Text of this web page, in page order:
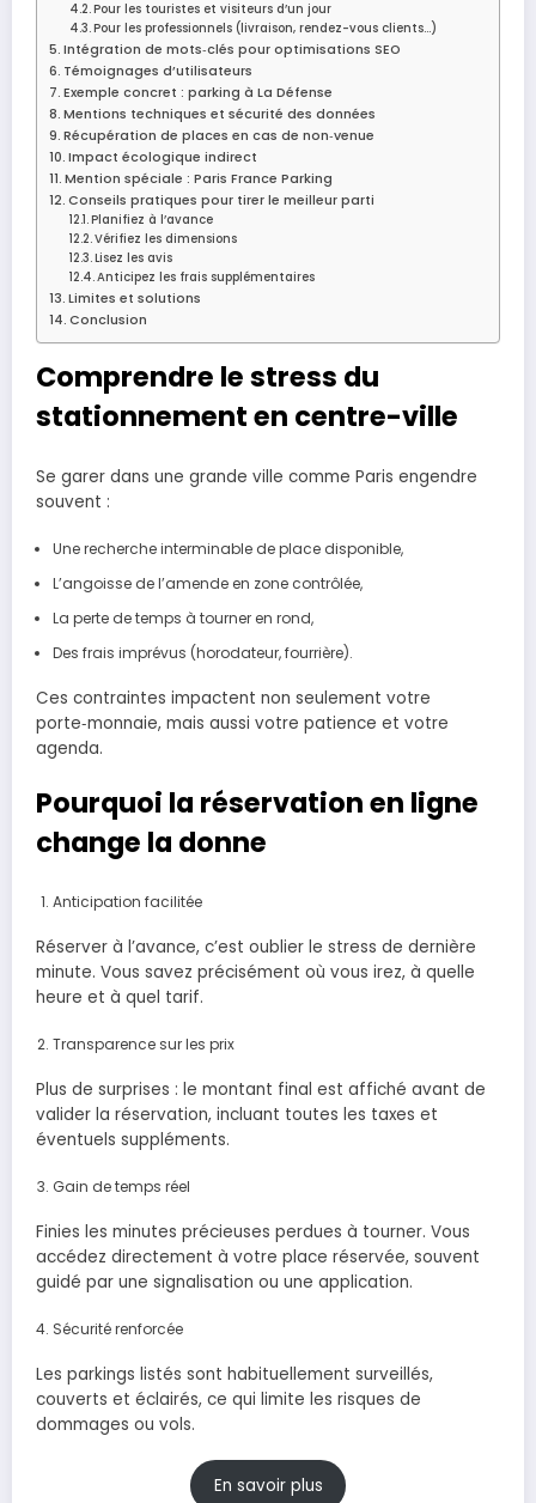
Pour les touristes et visiteurs d’un jour
Pour les professionnels (livraison, rendez-vous clients…)
Intégration de mots‑clés pour optimisations SEO
Témoignages d’utilisateurs
Exemple concret : parking à La Défense
Mentions techniques et sécurité des données
Récupération de places en cas de non‑venue
Impact écologique indirect
Mention spéciale : Paris France Parking
Conseils pratiques pour tirer le meilleur parti
Planifiez à l’avance
Vérifiez les dimensions
Lisez les avis
Anticipez les frais supplémentaires
Limites et solutions
Conclusion
Comprendre le stress du
stationnement en centre-ville
Se garer dans une grande ville comme Paris engendre
souvent :
Une recherche interminable de place disponible,
L’angoisse de l’amende en zone contrôlée,
La perte de temps à tourner en rond,
Des frais imprévus (horodateur, fourrière).
Ces contraintes impactent non seulement votre
porte‑monnaie, mais aussi votre patience et votre
agenda.
Pourquoi la réservation en ligne
change la donne
Anticipation facilitée
Réserver à l’avance, c’est oublier le stress de dernière
minute. Vous savez précisément où vous irez, à quelle
heure et à quel tarif.
Transparence sur les prix
Plus de surprises : le montant final est affiché avant de
valider la réservation, incluant toutes les taxes et
éventuels suppléments.
Gain de temps réel
Finies les minutes précieuses perdues à tourner. Vous
accédez directement à votre place réservée, souvent
guidé par une signalisation ou une application.
Sécurité renforcée
Les parkings listés sont habituellement surveillés,
couverts et éclairés, ce qui limite les risques de
dommages ou vols.
En savoir plus